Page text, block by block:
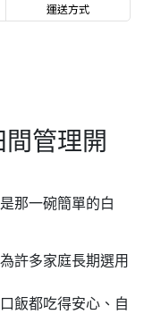
運送方式
管理開
那一碗簡單的白
許多家庭長期選用
飯都吃得安心、自